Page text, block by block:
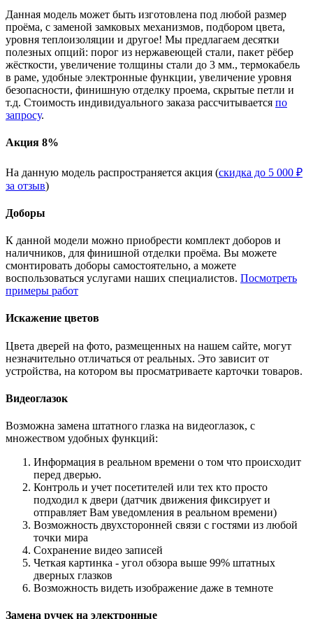
Данная модель может быть изготовлена под любой размер
проёма, с заменой замковых механизмов, подбором цвета,
уровня теплоизоляции и другое! Мы предлагаем десятки
полезных опций: порог из нержавеющей стали, пакет рёбер
жёсткости, увеличение толщины стали до 3 мм., термокабель
в раме, удобные электронные функции, увеличение уровня
безопасности, финишную отделку проема, скрытые петли и
т.д. Стоимость индивидуального заказа рассчитывается по
запросу.
Акция 8%
На данную модель распространяется акция (скидка до 5 000 ₽
за отзыв)
Доборы
К данной модели можно приобрести комплект доборов и
наличников, для финишной отделки проёма. Вы можете
смонтировать доборы самостоятельно, а можете
воспользоваться услугами наших специалистов. Посмотреть
примеры работ
Искажение цветов
Цвета дверей на фото, размещенных на нашем сайте, могут
незначительно отличаться от реальных. Это зависит от
устройства, на котором вы просматриваете карточки товаров.
Видеоглазок
Возможна замена штатного глазка на видеоглазок, с
множеством удобных функций:
Информация в реальном времени о том что происходит
перед дверью.
Контроль и учет посетителей или тех кто просто
подходил к двери (датчик движения фиксирует и
отправляет Вам уведомления в реальном времени)
Возможность двухсторонней связи с гостями из любой
точки мира
Сохранение видео записей
Четкая картинка - угол обзора выше 99% штатных
дверных глазков
Возможность видеть изображение даже в темноте
Замена ручек на электронные